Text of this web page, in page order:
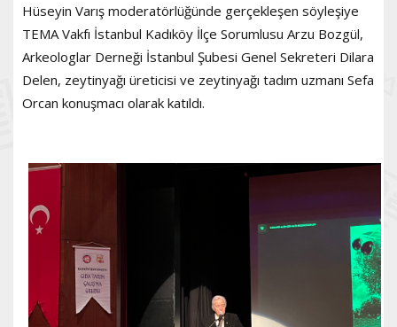
Hüseyin Varış moderatörlüğünde gerçekleşen söyleşiye
TEMA Vakfı İstanbul Kadıköy İlçe Sorumlusu Arzu Bozgül,
Arkeologlar Derneği İstanbul Şubesi Genel Sekreteri Dilara
Delen, zeytinyağı üreticisi ve zeytinyağı tadım uzmanı Sefa
Orcan konuşmacı olarak katıldı.